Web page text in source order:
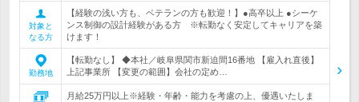
対象と
なる方
【経験の浅い方も、ベテランの方も歓迎！】●高卒以上 ●シーケ
ンス制御の設計経験がある方 ※転勤なく安定してキャリアを築
けます！
勤務地
【転勤なし】 ◆本社／岐阜県関市新迫間16番地 【雇入れ直後】
上記事業所 【変更の範囲】会社の定め…
月給25万円以上※経験・年齢・能力を考慮の上、優遇いたしま